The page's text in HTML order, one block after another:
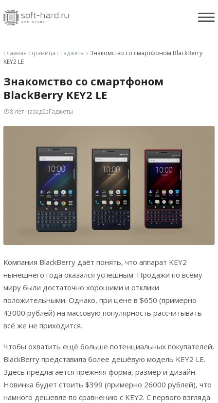
Главная страница › Гаджеты › Знакомство со смартфоном BlackBerry
KEY2 LE
Знакомство со смартфоном
BlackBerry KEY2 LE
8 лет назад Гаджеты
Компания BlackBerry даёт понять, что аппарат KEY2
нынешнего года оказался успешным. Продажи по всему
миру были достаточно хорошими и отклики
положительными. Однако, при цене в $650 (примерно
43000 рублей) на массовую популярность рассчитывать
всё же не приходится.
Чтобы охватить ещё больше потенциальных покупателей,
BlackBerry представила более дешёвую модель KEY2 LE.
Здесь предлагается прежняя форма, размер и дизайн.
Новинка будет стоить $399 (примерно 26000 рублей), что
намного дешевле по сравнению с KEY2. С первого взгляда